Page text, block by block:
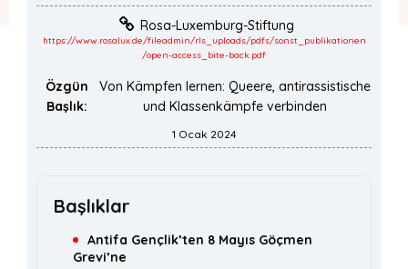
Rosa-Luxemburg-Stiftung
https://www.rosalux.de/fileadmin/rls_uploads/pdfs/sonst_publikationen
/open-access_bite-back.pdf
Özgün
Başlık:
Von Kämpfen lernen: Queere, antirassistische
und Klassenkämpfe verbinden
1 Ocak 2024
Başlıklar
Antifa Gençlik’ten 8 Mayıs Göçmen
Grevi’ne